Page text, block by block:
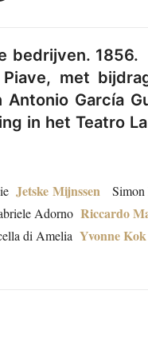
bedrijven. 1856.
met
García
in het Teatro
Jetske Mijnssen Simon
AdornoRiccardo
di Amelia Yvonne Kok